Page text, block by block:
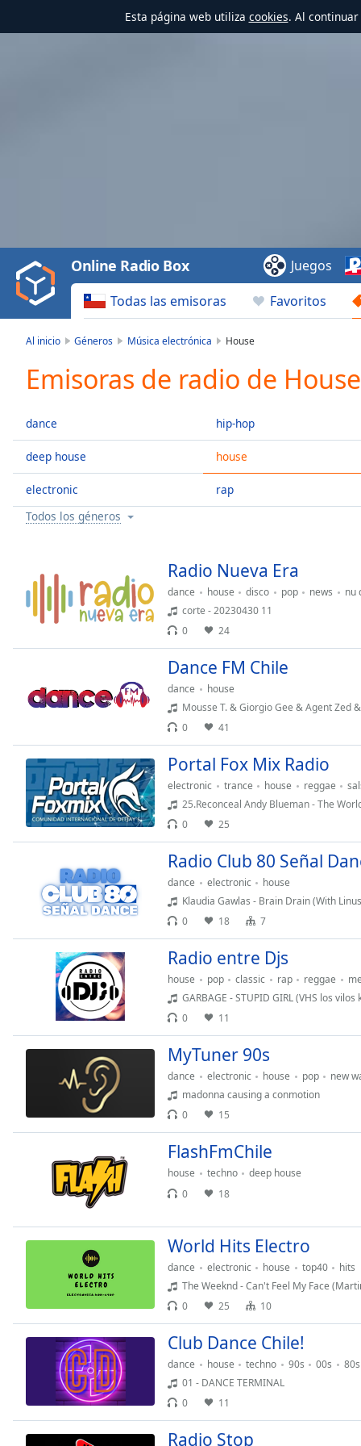
Esta página web utiliza cookies. Al
Video
Play
Backward
Skip
Current
Time0:00
Duration
Loaded:
0.00%
0:00
Stream
TypeLIVE
LIVE
Remaining
Time-
Rate
Chapters
Descriptions
descriptions
off,
Subtitles
subtitles
settings,
opens
subtitles
settings
dialog
subtitles
off,
Picture-
Fullscreen
modal
Beginning
dialog
cancel
Todas las emisoras Favoritos
Online Radio Box Juegos
Al inicio Géneros Música electrónica House
Emisoras de radio de House
dance
deep house
electronic
hip-hop
house
rap
Todos los géneros
Radio Nueva Era
dance house disco pop news nu
corte - 20230430 11
0
24
Dance FM Chile
dance
house
Mousse T. & Giorgio Gee & Agent Zed
0
41
Portal Fox Mix Radio
electronic trance house reggae
25.Reconceal Andy Blueman - The
0
25
Radio Club 80 Señal
dance electronic
house
Klaudia Gawlas - Brain Drain (With
0
18 7
Radio entre Djs
house pop classic rap reggae
GARBAGE - STUPID GIRL (VHS los
0
11
MyTuner 90s
dance electronic house pop new
madonna causing a conmotion
0
15
FlashFmChile
house techno
deep house
0
18
World Hits Electro
dance electronic house top40
hits
The Weeknd - Can't Feel My Face
0
25 10
Club Dance Chile!
dance house techno 90s 00s 80s
01 - DANCE TERMINAL
0
11
Radio Stop